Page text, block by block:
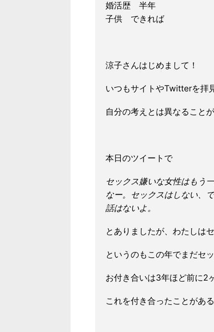
婚活歴 半年
子供 できれば
涼子さんはじめまして！
いつもサイトやTwitterを拝
自分の考えとは異なること
本日のツイートで
セックス嫌いな女性はもう
なー。セックスはしない、
話はないよ。
とありましたが、わたしは
というのもこの年でまだセ
お付き合いは3年ほど前に2
これを付き合ったことがあ